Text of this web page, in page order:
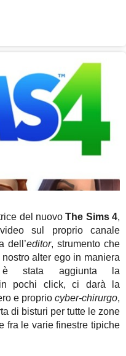
del nuovoThe Sims 4,
sul proprio canale
dell’editor, strumento che
alter ego in maniera
è stata aggiunta la
pochi click, ci darà la
e proprio cyber-chirurgo,
di bisturi per tutte le zone
fra le varie finestre tipiche